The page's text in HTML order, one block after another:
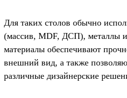
Для таких столов обычно
(массив, MDF, ДСП), металлы
материалы обеспечивают
внешний вид, а также
различные дизайнерские